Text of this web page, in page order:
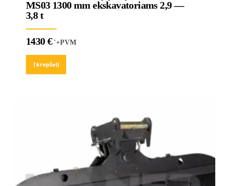
MS03 1300 mm ekskavatoriams 2,9 —
3,8 t
1430€'+PVM
Į krepšelį